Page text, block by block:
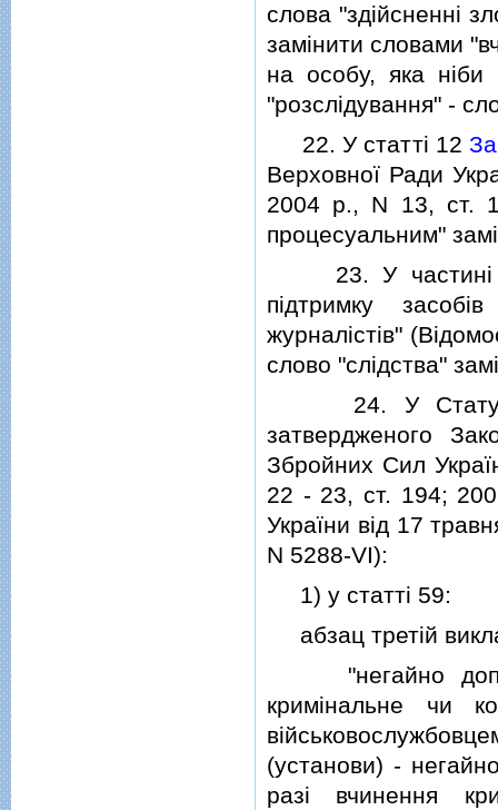
слова "здiйсненнi
замiнити словами
на особу, яка нiби
"розслiдування" -
22. У статтi 12
Верховної Ради
2004 р., N 13, ст.
процесуальним"
23. У частинi
пiдтримку
журналiстiв"
слово "слiдства"
24. У Статутi
затвердженого
Збройних Сил
22 - 23, ст. 194;
України вiд 17
N 5288-VI):
1) у статтi 59:
абзац третiй
"негайно
кримiнальне чи
(установи) -
разi вчинення